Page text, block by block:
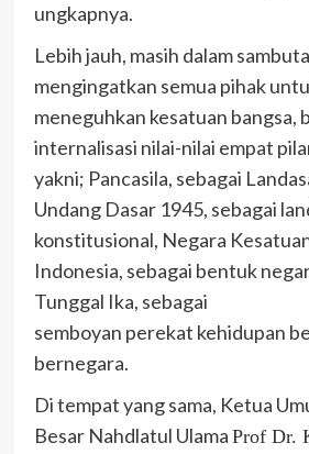
ungkapnya.
Lebih jauh, masih dalam
mengingatkan semua pihak
meneguhkan kesatuan bangsa,
internalisasi nilai-nilai empat
yakni; Pancasila, sebagai
Undang Dasar 1945, sebagai
konstitusional, Negara
Indonesia, sebagai bentuk
Tunggal Ika, sebagai
semboyan perekat kehidupan
bernegara.
Di tempat yang sama, Ketua
Besar Nahdlatul Ulama Prof Dr.